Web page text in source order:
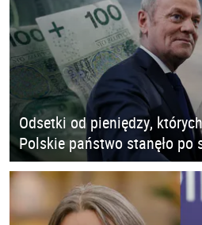
Odsetki od pieniędzy,
Polskie państwo stanęło po